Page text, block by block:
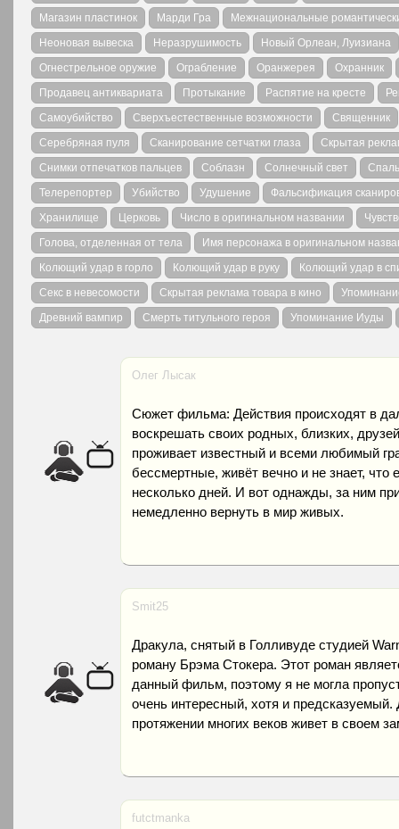
Магазин пластинок
Марди Гра
Межнациональные
Неоновая вывеска
Неразрушимость
Новый Орлеан, Луизиана
Огнестрельное оружие
Ограбление Оранжерея
Охранник
Продавец антиквариата
Протыкание Распятие на кресте
Самоубийство
Сверхъестественные возможности
Священник
Серебряная пуля
Сканирование сетчатки глаза
Скрытая
Снимки отпечатков пальцев
Соблазн Солнечный свет
Телерепортер
Убийство Удушение
Фальсификация
Хранилище
Церковь Число в оригинальном названии
Голова, отделенная от тела
Имя персонажа в оригинальном
Колющий удар в горло
Колющий удар в руку
Колющий удар в
Секс в невесомости
Скрытая реклама товара в кино
Древний вампир
Смерть титульного героя Упоминание Иуды
Олег Лысак
Сюжет фильма: Действия происходят в
воскрешать своих родных, близких,
проживает известный и всеми любимый
бессмертные, живёт вечно и не знает, что
несколько дней. И вот однажды, за ним
немедленно вернуть в мир живых.
Smit25
Дракула, снятый в Голливуде студией
роману Брэма Стокера. Этот роман
данный фильм, поэтому я не могла
очень интересный, хотя и
протяжении многих веков живет в своем
futctmanka